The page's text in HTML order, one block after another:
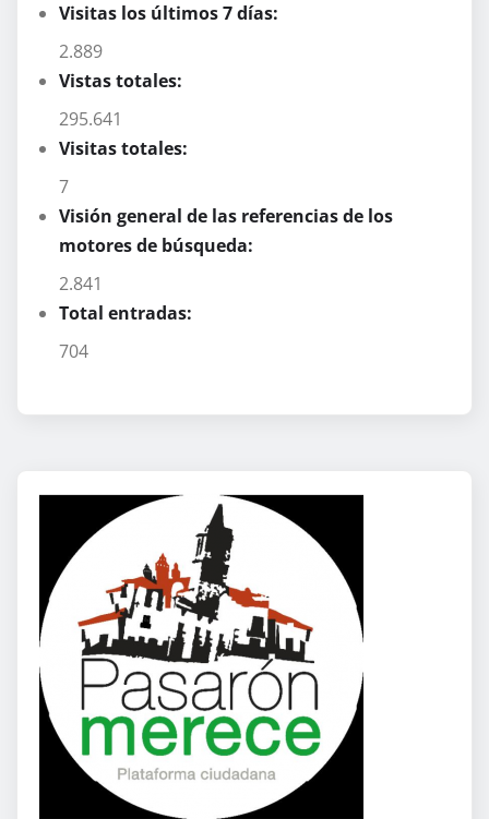
Visitas los últimos 7 días:
2.889
Vistas totales:
295.641
Visitas totales:
7
Visión general de las referencias de los
motores de búsqueda:
2.841
Total entradas:
704